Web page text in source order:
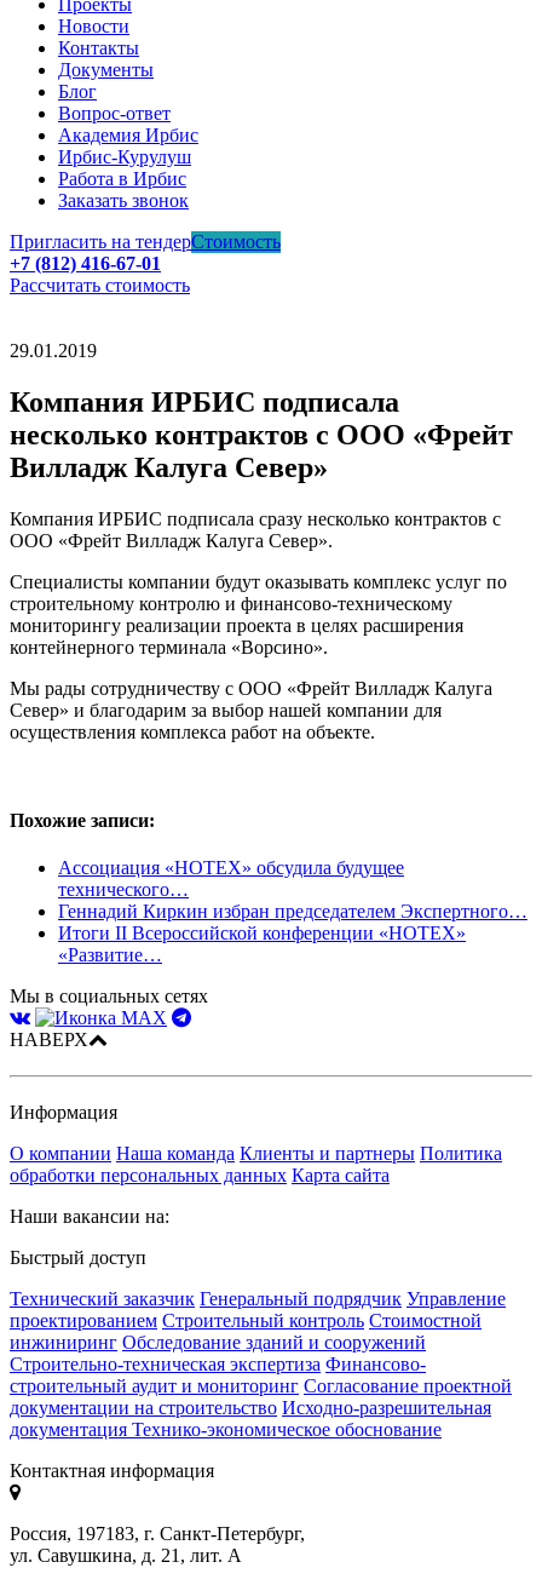
Проекты
Новости
Контакты
Документы
Блог
Вопрос-ответ
Академия Ирбис
Ирбис-Курулуш
Работа в Ирбис
Заказать звонок
Пригласить на тендерСтоимость
+7 (812) 416-67-01
Рассчитать стоимость
29.01.2019
Компания ИРБИС подписала
несколько контрактов с ООО «Фрейт
Вилладж Калуга Север»
Компания ИРБИС подписала сразу несколько контрактов с
ООО «Фрейт Вилладж Калуга Север».
Специалисты компании будут оказывать комплекс услуг по
строительному контролю и финансово-техническому
мониторингу реализации проекта в целях расширения
контейнерного терминала «Ворсино».
Мы рады сотрудничеству с ООО «Фрейт Вилладж Калуга
Север» и благодарим за выбор нашей компании для
осуществления комплекса работ на объекте.
Похожие записи:
Ассоциация «НОТЕХ» обсудила будущее
технического…
Геннадий Киркин избран председателем Экспертного…
Итоги II Всероссийской конференции «НОТЕХ»
«Развитие…
Мы в социальных сетях
НАВЕРХ
Информация
О компании Наша команда Клиенты и партнеры Политика
обработки персональных данных Карта сайта
Наши вакансии на:
Быстрый доступ
Технический заказчик Генеральный подрядчик Управление
проектированием Строительный контроль Стоимостной
инжиниринг Обследование зданий и сооружений
Строительно-техническая экспертиза Финансово-
строительный аудит и мониторинг Согласование проектной
документации на строительство Исходно-разрешительная
документация Технико-экономическое обоснование
Контактная информация
Россия, 197183, г. Санкт-Петербург,
ул. Савушкина, д. 21, лит. А